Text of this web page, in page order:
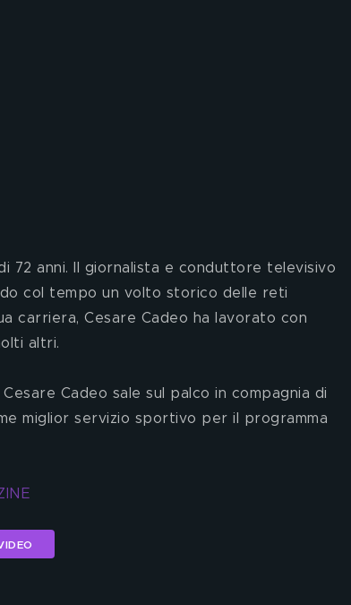
72 anni. Il giornalista e conduttore televisivo
col tempo un volto storico delle reti
carriera, Cesare Cadeo ha lavorato con
altri.
Cesare Cadeo sale sul palco in compagnia di
miglior servizio sportivo per il programma